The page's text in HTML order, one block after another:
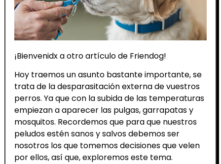
¡Bienvenidx a otro artículo de Friendog!
Hoy traemos un asunto bastante importante, se
trata de la desparasitación externa de vuestros
perros. Ya que con la subida de las temperaturas
empiezan a aparecer las pulgas, garrapatas y
mosquitos. Recordemos que para que nuestros
peludos estén sanos y salvos debemos ser
nosotros los que tomemos decisiones que velen
por ellos, así que, exploremos este tema.